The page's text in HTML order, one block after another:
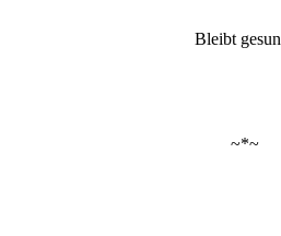
Bleibt
~*~